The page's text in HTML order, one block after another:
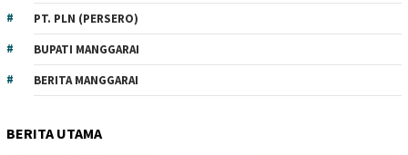
PT. PLN (PERSERO)
BUPATI MANGGARAI
BERITA MANGGARAI
BERITA UTAMA